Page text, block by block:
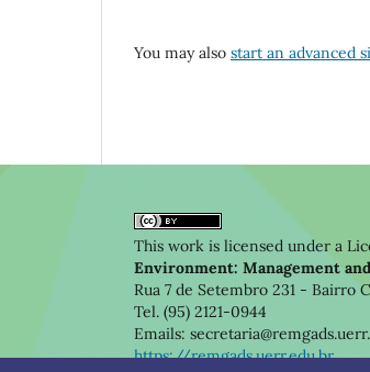
You may also start an advanced
This work is licensed under a
Environment: Management
Rua 7 de Setembro 231 - Bairro
Tel. (95) 2121-0944
Emails:
https://remgads.uerr.edu.br